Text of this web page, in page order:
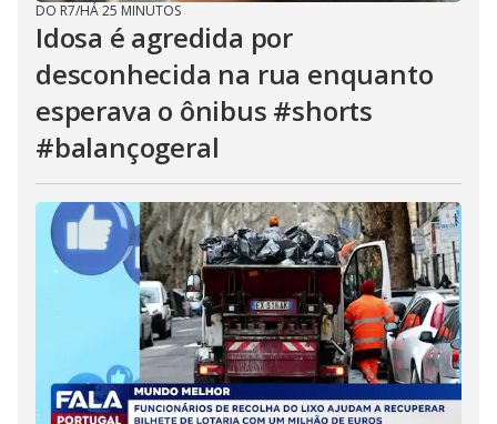
DO R7/HÁ 25 MINUTOS
Idosa é agredida por
desconhecida na rua enquanto
esperava o ônibus #shorts
#balançogeral